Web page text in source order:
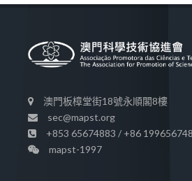
澳門板樟堂街18號永順閣8樓
sec@mapst.org
+853 65674883 / +86
mapst-1997